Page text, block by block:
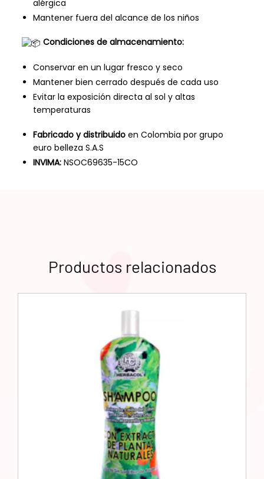
alérgica
Mantener fuera del alcance de los niños
Condiciones de almacenamiento:
Conservar en un lugar fresco y seco
Mantener bien cerrado después de cada uso
Evitar la exposición directa al sol y altas
temperaturas
Fabricado y distribuidoen Colombia por grupo
euro belleza S.A.S
INVIMA:NSOC69635-15CO
Productos relacionados